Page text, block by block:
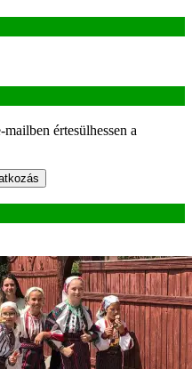
értesülhessen a